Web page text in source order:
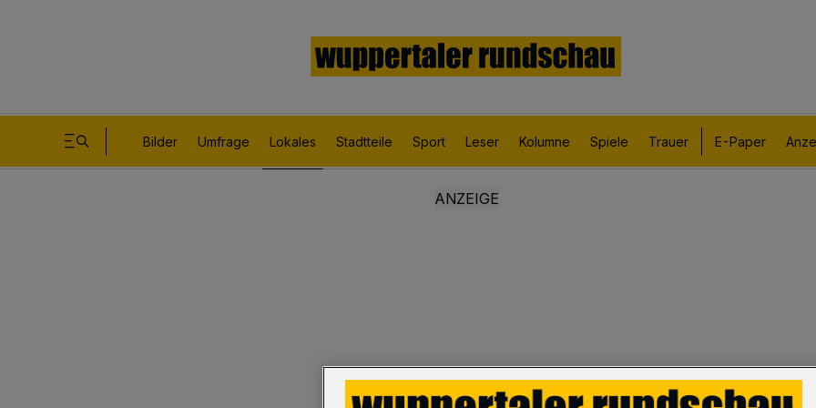
Bilder Umfrage Lokales Stadtteile Sport Leser Kolumne Spiele Trauer E-Paper